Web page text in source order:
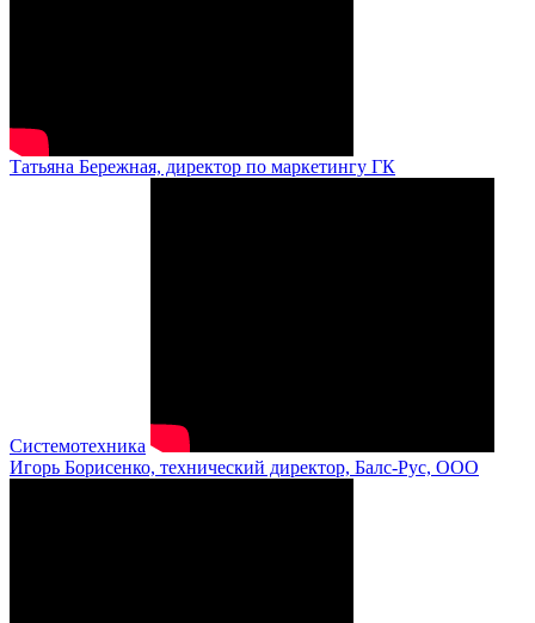
Татьяна Бережная, директор по маркетингу ГК
Системотехника
Игорь Борисенко, технический директор, Балс-Рус, ООО